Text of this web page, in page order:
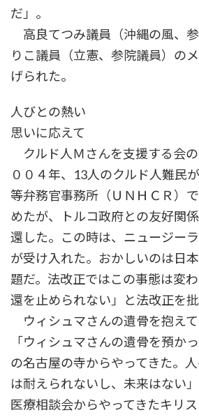
だ」。
高良てつみ議員（沖縄の風、
りこ議員（立憲、参院議員）の
げられた。
人びとの熱い
思いに応えて
クルド人Ｍさんを支援する会
００４年、13人のクルド人難民
等弁務官事務所（ＵＮＨＣＲ）
めたが、トルコ政府との友好関
還した。この時は、ニュージー
が受け入れた。おかしいのは日
題だ。法改正ではこの事態は変
還を止められない」と法改正を批
ウィシュマさんの遺骨を抱え
「ウィシュマさんの遺骨を預か
の名古屋の寺からやってきた。
は耐えられないし、未来はない
医療相談会からやってきたキリ